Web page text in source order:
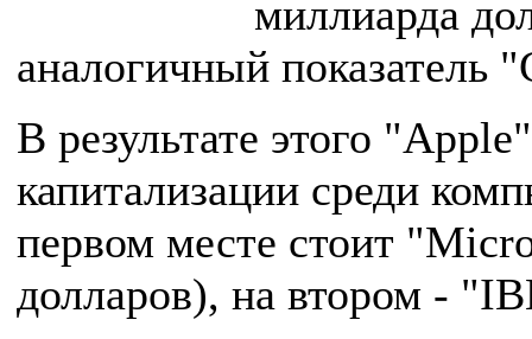
миллиарда
аналогичный показатель
В результате этого
капитализации среди
первом месте стоит
долларов), на втором -